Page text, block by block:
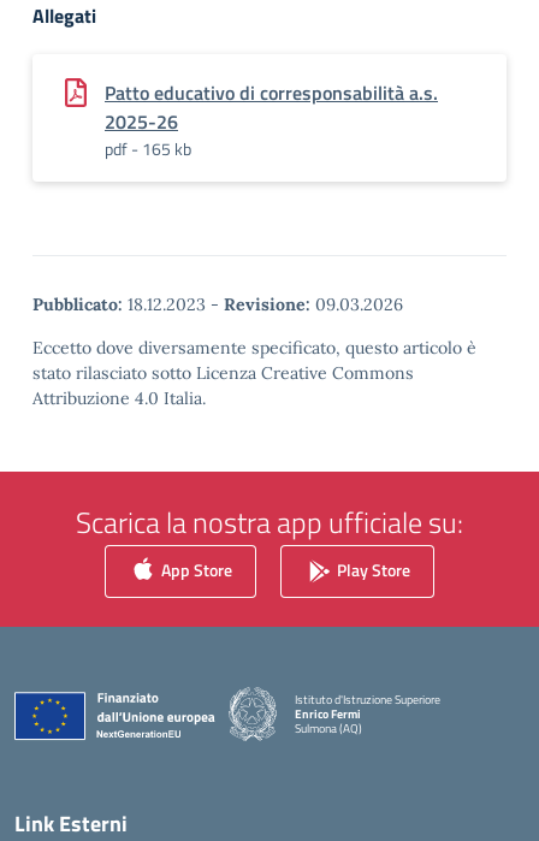
Allegati
Patto educativo di corresponsabilità a.s.
2025-26
pdf - 165 kb
Pubblicato: 18.12.2023 - Revisione: 09.03.2026
Eccetto dove diversamente specificato, questo articolo è
stato rilasciato sotto Licenza Creative Commons
Attribuzione 4.0 Italia.
Scarica la nostra app ufficiale su:
App Store Play Store
Istituto d'Istruzione Superiore
Enrico Fermi
Sulmona (AQ)
— Visita la pagina iniziale della scuola
Link Esterni